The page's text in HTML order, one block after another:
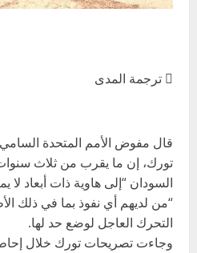
 ترجمة المدى
قال مفوض الأمم المتحدة
تورك، إن ما يقرب من ثلاث
السودان “إلى هاوية ذات أبعاد لا
“من لديهم أي نفوذ بما في ذلك
التحرك العاجل لوضع حد لها.
وجاءت تصريحات تورك خلال